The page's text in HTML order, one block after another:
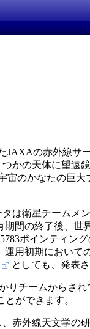
JAXAの赤外線サ
かの天体に望遠
宙のかなたの巨大
は衛星チームメ
間の終了後、世
ポインティン
用初期において
としても、発表
りチームからされ
ができます。
赤外線天文学の